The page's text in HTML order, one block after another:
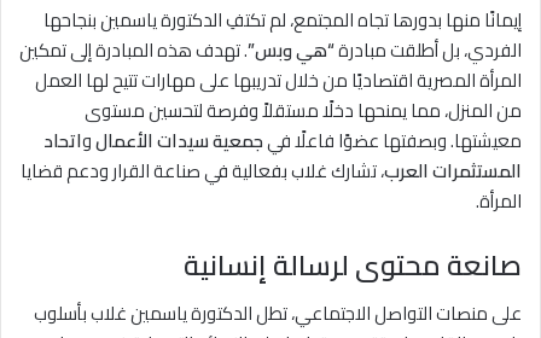
إيمانًا منها بدورها تجاه المجتمع، لم تكتفِ الدكتورة ياسمين بنجاحها
الفردي، بل أطلقت مبادرة“هي وبس”. تهدف هذه المبادرة إلى تمكين
المرأة المصرية اقتصاديًا من خلال تدريبها على مهارات تتيح لها العمل
من المنزل، مما يمنحها دخلًا مستقلاً وفرصة لتحسين مستوى
معيشتها. وبصفتها عضوًا فاعلًا فيجمعية سيدات الأعمالواتحاد
المستثمرات العرب، تشارك غلاب بفعالية في صناعة القرار ودعم قضايا
المرأة.
صانعة محتوى لرسالة إنسانية
على منصات التواصل الاجتماعي، تطل الدكتورة ياسمين غلاب بأسلوب